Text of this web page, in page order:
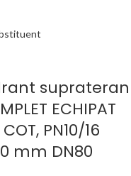
suprateran
ECHIPAT
PN10/16
mm DN80